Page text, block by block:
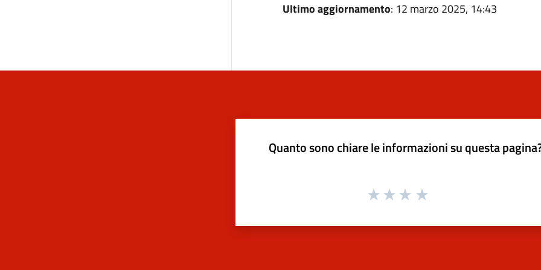
Ultimo aggiornamento: 12 marzo 2025, 14:43
Quanto sono chiare le informazioni su questa